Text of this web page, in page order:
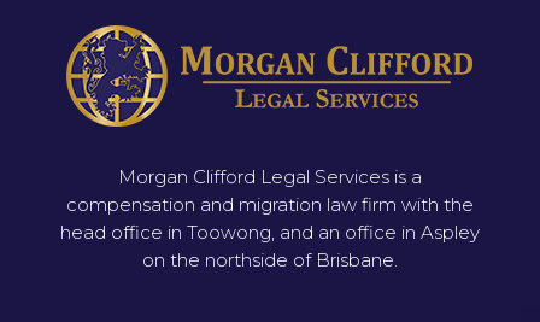
Morgan Clifford Legal Services is a
compensation and migration law firm with the
head office in Toowong, and an office in Aspley
on the northside of Brisbane.